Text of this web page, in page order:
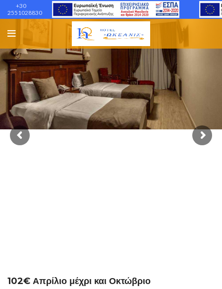
+30
2551028830
102€ Απρίλιο μέχρι και Οκτώβριο